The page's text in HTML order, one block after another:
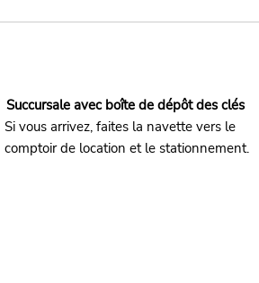
Succursale avec boîte de dépôt des clés
Si vous arrivez, faites la navette vers le
comptoir de location et le stationnement.